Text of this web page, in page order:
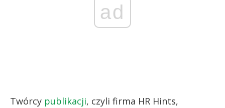
ad
Twórcy publikacji, czyli firma HR Hints,